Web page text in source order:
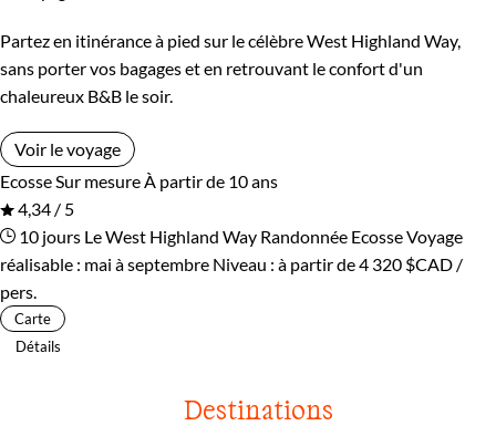
Partez en itinérance à pied sur le célèbre West Highland Way,
sans porter vos bagages et en retrouvant le confort d'un
chaleureux B&B le soir.
Voir le voyage
Ecosse Sur mesure À partir de 10 ans
4,34 / 5
10 jours Le West Highland Way Randonnée EcosseVoyage
réalisable : mai à septembre Niveau : à partir de4 320 $CAD /
pers.
Carte
Détails
Destinations